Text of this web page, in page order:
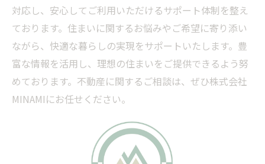
対応し、安心してご利用いただけるサポート体制を整え
ております。住まいに関するお悩みやご希望に寄り添い
ながら、快適な暮らしの実現をサポートいたします。豊
富な情報を活用し、理想の住まいをご提供できるよう努
めております。不動産に関するご相談は、ぜひ株式会社
MINAMIにお任せください。